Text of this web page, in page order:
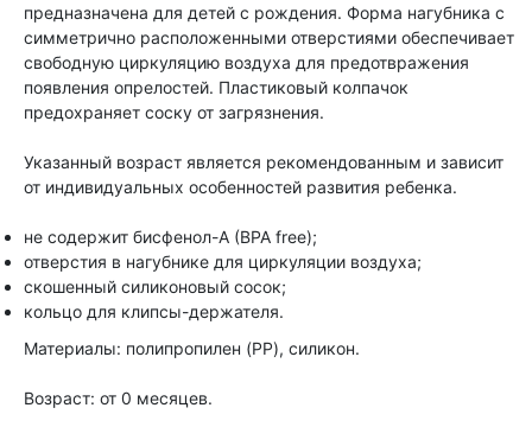
предназначена для детей с рождения. Форма нагубника с
симметрично расположенными отверстиями обеспечивает
свободную циркуляцию воздуха для предотвражения
появления опрелостей. Пластиковый колпачок
предохраняет соску от загрязнения.
Указанный возраст является рекомендованным и зависит
от индивидуальных особенностей развития ребенка.
не содержит бисфенол-А (BPA free);
отверстия в нагубнике для циркуляции воздуха;
скошенный силиконовый сосок;
кольцо для клипсы-держателя.
Материалы: полипропилен (PP), силикон.
Возраст: от 0 месяцев.